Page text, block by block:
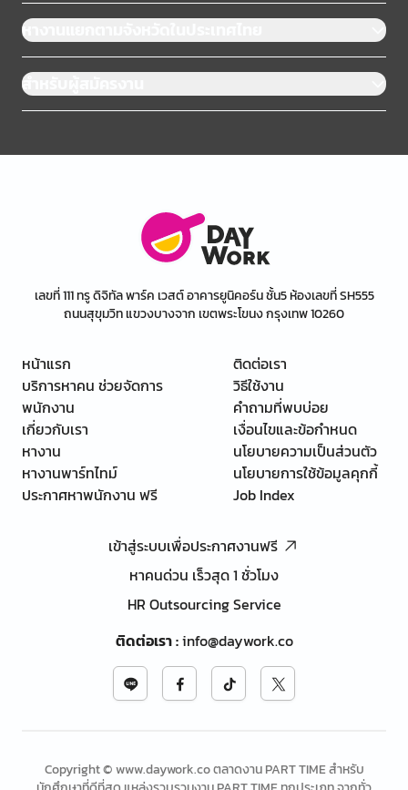
หางานแยกตามจังหวัดในประเทศไทย
สำหรับผู้สมัครงาน
เลขที่ 111 ทรู ดิจิทัล พาร์ค เวสต์ อาคารยูนิคอร์น ชั้น5 ห้องเลขที่ SH555
ถนนสุขุมวิท แขวงบางจาก เขตพระโขนง กรุงเทพ 10260
หน้าแรก
บริการหาคน ช่วยจัดการ
พนักงาน
เกี่ยวกับเรา
หางาน
หางานพาร์ทไทม์
ประกาศหาพนักงาน ฟรี
ติดต่อเรา
วิธีใช้งาน
คำถามที่พบบ่อย
เงื่อนไขและข้อกำหนด
นโยบายความเป็นส่วนตัว
นโยบายการใช้ข้อมูลคุกกี้
Job Index
เข้าสู่ระบบเพื่อประกาศงานฟรี
หาคนด่วน เร็วสุด 1 ชั่วโมง
HR Outsourcing Service
ติดต่อเรา:info@daywork.co
Copyright © www.daywork.co ตลาดงาน PART TIME สำหรับ